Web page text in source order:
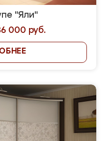
"Яли"
000 руб.